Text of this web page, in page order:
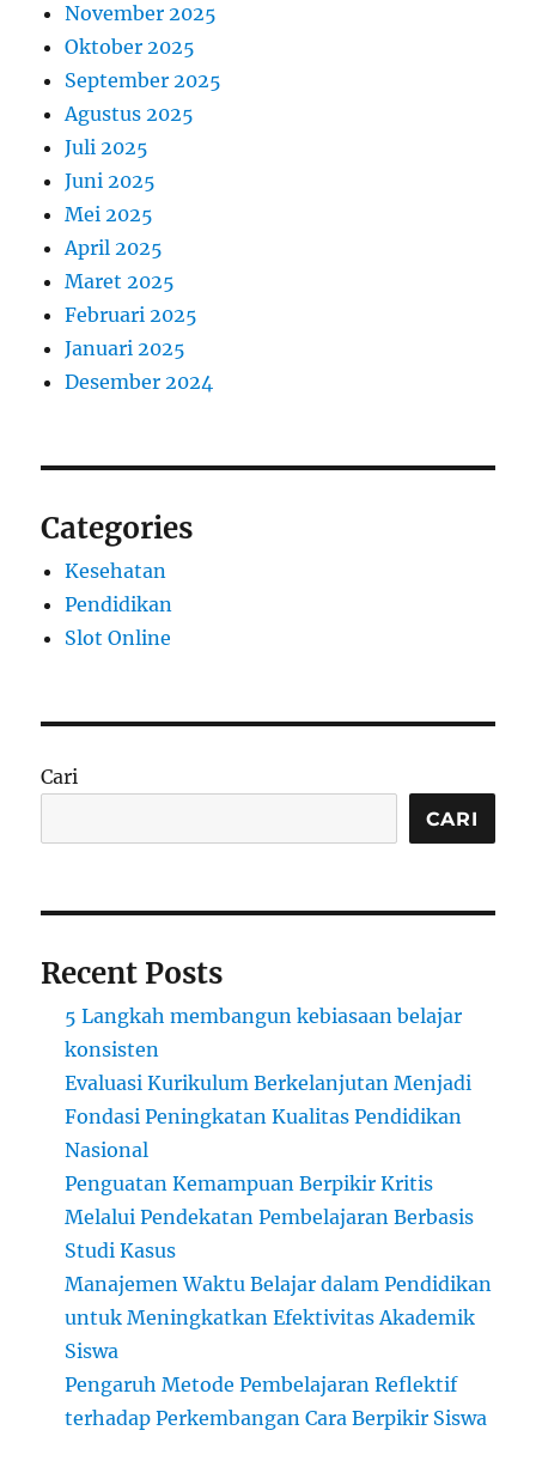
November 2025
Oktober 2025
September 2025
Agustus 2025
Juli 2025
Juni 2025
Mei 2025
April 2025
Maret 2025
Februari 2025
Januari 2025
Desember 2024
Categories
Kesehatan
Pendidikan
Slot Online
Cari
CARI
Recent Posts
5 Langkah membangun kebiasaan belajar
konsisten
Evaluasi Kurikulum Berkelanjutan Menjadi
Fondasi Peningkatan Kualitas Pendidikan
Nasional
Penguatan Kemampuan Berpikir Kritis
Melalui Pendekatan Pembelajaran Berbasis
Studi Kasus
Manajemen Waktu Belajar dalam Pendidikan
untuk Meningkatkan Efektivitas Akademik
Siswa
Pengaruh Metode Pembelajaran Reflektif
terhadap Perkembangan Cara Berpikir Siswa